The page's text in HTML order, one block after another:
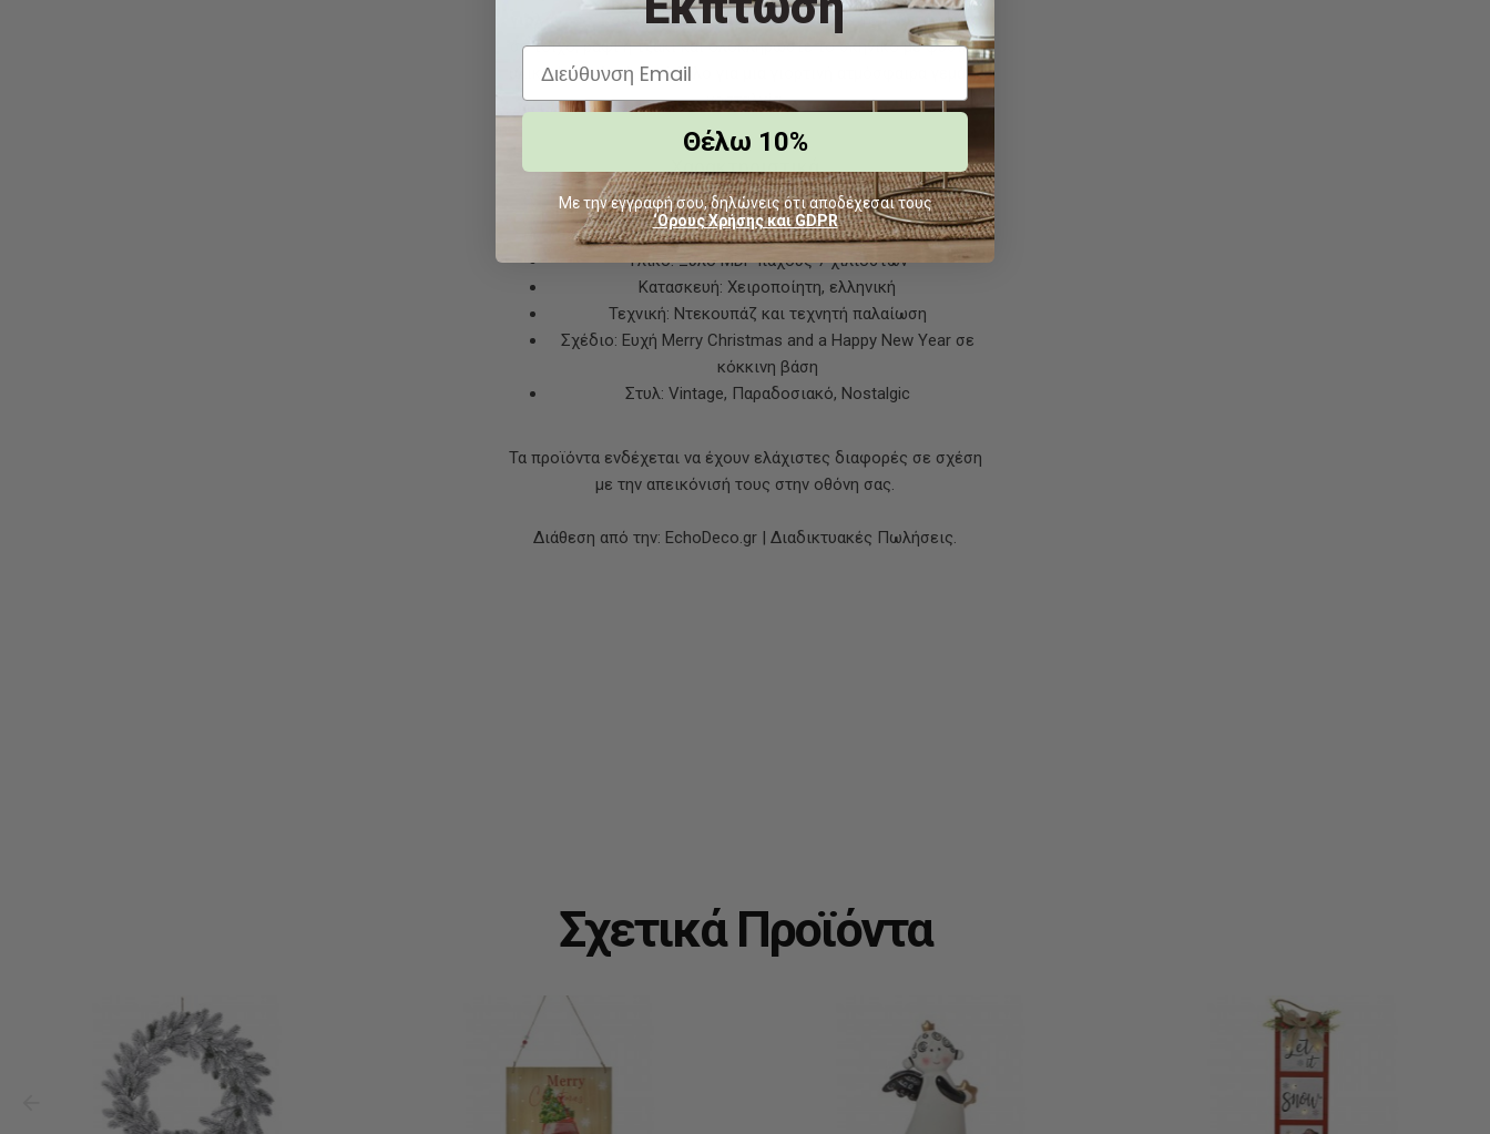
γιρλάντες, κουκουνάρια και κόκκινα κεριά. Τοποθετήστε το
σε τοίχο, ράφι ή τζάκι και ολοκληρώστε το σκηνικό με φυσικά
υλικά όπως λινάτσα ή ξύλο για μια γιορτινή ατμόσφαιρα γεμάτη
νοσταλγία.
Χαρακτηριστικά
Διαστάσεις: 25x20 εκ. ή 48x32 εκ.
Υλικό: Ξύλο MDF πάχους 7 χιλιοστών
Κατασκευή: Χειροποίητη, ελληνική
Τεχνική: Ντεκουπάζ και τεχνητή παλαίωση
Σχέδιο: Ευχή Merry Christmas and a Happy New Year σε
κόκκινη βάση
Στυλ: Vintage, Παραδοσιακό, Nostalgic
Τα προϊόντα ενδέχεται να έχουν ελάχιστες διαφορές σε σχέση
με την απεικόνισή τους στην οθόνη σας.
Διάθεση από την: EchoDeco.gr | Διαδικτυακές Πωλήσεις.
Σχετικά Προϊόντα
Θέλω 10%
Με την εγγραφή σου, δηλώνεις ότι αποδέχεσαι τους
‘Ορους Χρήσης και GDPR